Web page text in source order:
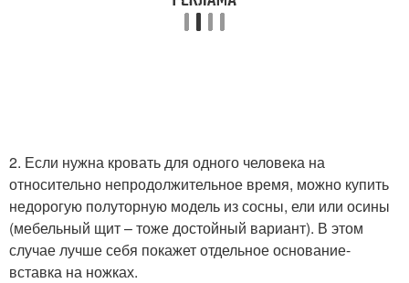
2. Если нужна кровать для одного человека на
относительно непродолжительное время, можно купить
недорогую полуторную модель из сосны, ели или осины
(мебельный щит – тоже достойный вариант). В этом
случае лучше себя покажет отдельное основание-
вставка на ножках.